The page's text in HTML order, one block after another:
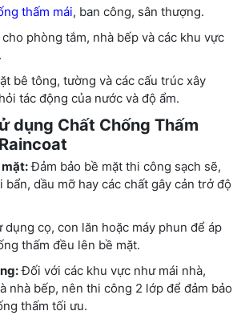
thấm mái, ban công, sân thượng.
phòng tắm, nhà bếp và các khu vực
bê tông, tường và các cấu trúc xây
tác động của nước và độ ẩm.
dụng Chất Chống Thấm
mặt:Đảm bảo bề mặt thi công sạch sẽ,
bẩn, dầu mỡ hay các chất gây cản trở độ
dụng cọ, con lăn hoặc máy phun để áp
thấm đều lên bề mặt.
Đối với các khu vực như mái nhà,
nhà bếp, nên thi công 2 lớp để đảm bảo
thấm tối ưu.